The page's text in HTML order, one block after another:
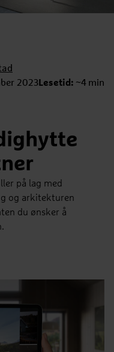
2023Lesetid: ~4 min
på lag med
og arkitekturen
du ønsker å